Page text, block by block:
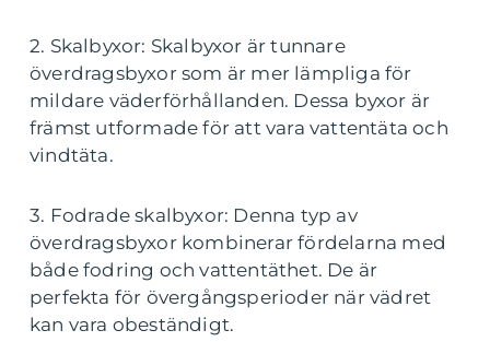
2. Skalbyxor: Skalbyxor är tunnare
överdragsbyxor som är mer lämpliga för
mildare väderförhållanden. Dessa byxor är
främst utformade för att vara vattentäta och
vindtäta.
3. Fodrade skalbyxor: Denna typ av
överdragsbyxor kombinerar fördelarna med
både fodring och vattentäthet. De är
perfekta för övergångsperioder när vädret
kan vara obeständigt.